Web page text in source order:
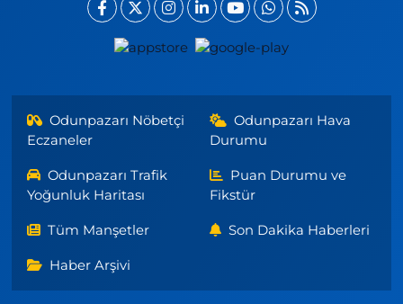
Odunpazarı Nöbetçi
Eczaneler
Odunpazarı Hava
Durumu
Odunpazarı Trafik
Yoğunluk Haritası
Puan Durumu ve
Fikstür
Tüm Manşetler Son Dakika Haberleri
Haber Arşivi